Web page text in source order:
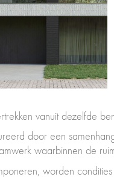
vanuit dezelfde
door een
waarbinnen de
worden